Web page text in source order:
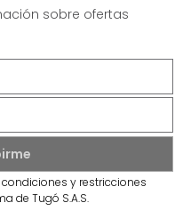
sobre ofertas
y restricciones
de Tugó S.A.S.